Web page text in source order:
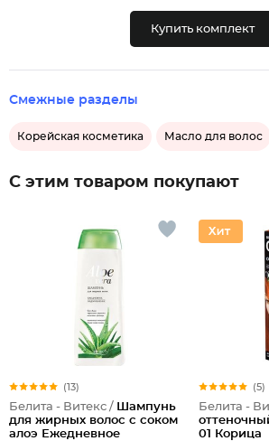
Купить комплект
Смежные разделы
Корейская косметика Масло для волос
С этим товаром покупают
(13)
Белита - Витекс / Шампунь
для жирных волос с соком
алоэ Ежедневное
(5)
Белита -
01 Корица